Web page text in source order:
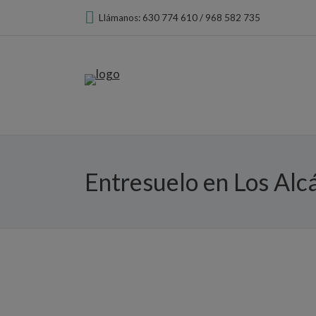
Llámanos: 630 774 610 / 968 582 735
Entresuelo en Los